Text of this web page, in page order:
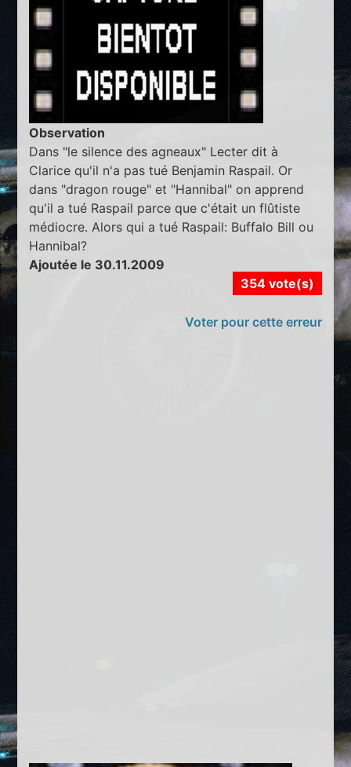
Observation
Dans "le silence des agneaux" Lecter dit à
Clarice qu'il n'a pas tué Benjamin Raspail. Or
dans "dragon rouge" et "Hannibal" on apprend
qu'il a tué Raspail parce que c'était un flûtiste
médiocre. Alors qui a tué Raspail: Buffalo Bill ou
Hannibal?
Ajoutée le 30.11.2009
354 vote(s)
Voter pour cette erreur